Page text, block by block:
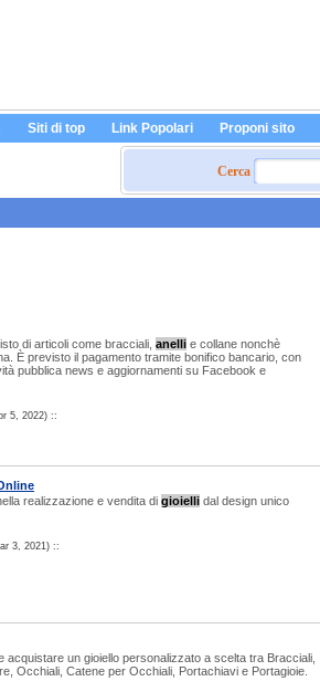
Siti di top Link Popolari Proponi sito
Cerca
di articoli come bracciali, anelli e collane nonchè
È previsto il pagamento tramite bonifico bancario, con
pubblica news e aggiornamenti su Facebook e
5, 2022) ::
realizzazione e vendita di gioielli dal design unico
3, 2021) ::
acquistare un gioiello personalizzato a scelta tra Bracciali,
Occhiali, Catene per Occhiali, Portachiavi e Portagioie.